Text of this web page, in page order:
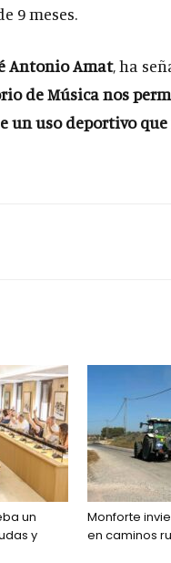
9 meses.
Antonio Amat, ha
de Música nos
un uso deportivo que
un
y
Monforte
en caminos